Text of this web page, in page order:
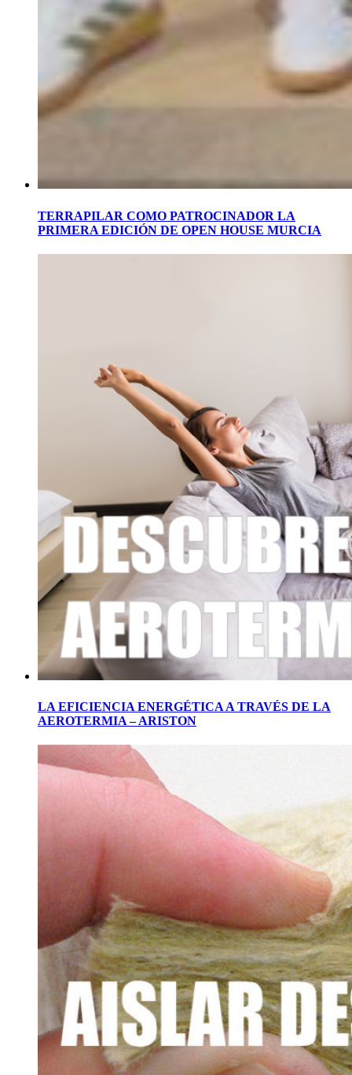
TERRAPILAR COMO PATROCINADOR LA
PRIMERA EDICIÓN DE OPEN HOUSE MURCIA
LA EFICIENCIA ENERGÉTICA A TRAVÉS DE LA
AEROTERMIA – ARISTON